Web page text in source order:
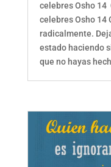
celebres Osho 14
celebres Osho 14
radicalmente.
estado haciendo
que no hayas